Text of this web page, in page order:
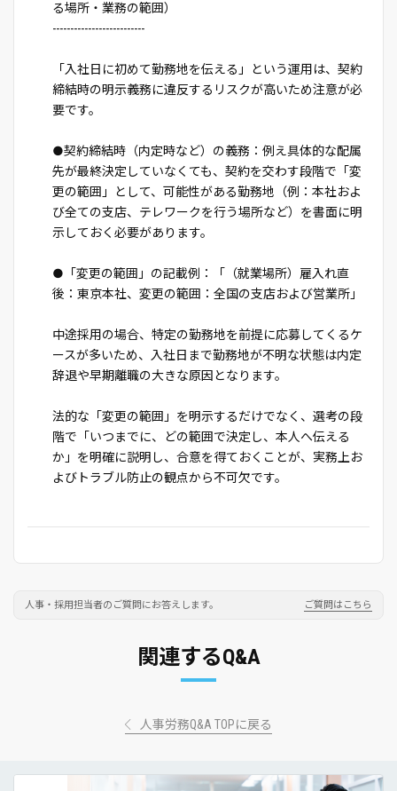
る場所・業務の範囲）
--------------------------
「入社日に初めて勤務地を伝える」という運用は、契約
締結時の明示義務に違反するリスクが高いため注意が必
要です。
●契約締結時（内定時など）の義務：例え具体的な配属
先が最終決定していなくても、契約を交わす段階で「変
更の範囲」として、可能性がある勤務地（例：本社およ
び全ての支店、テレワークを行う場所など）を書面に明
示しておく必要があります。
●「変更の範囲」の記載例：「（就業場所）雇入れ直
後：東京本社、変更の範囲：全国の支店および営業所」
中途採用の場合、特定の勤務地を前提に応募してくるケ
ースが多いため、入社日まで勤務地が不明な状態は内定
辞退や早期離職の大きな原因となります。
法的な「変更の範囲」を明示するだけでなく、選考の段
階で「いつまでに、どの範囲で決定し、本人へ伝える
か」を明確に説明し、合意を得ておくことが、実務上お
よびトラブル防止の観点から不可欠です。
人事・採用担当者のご質問にお答えします。 ご質問はこちら
関連するQ&A
人事労務Q&A TOPに戻る